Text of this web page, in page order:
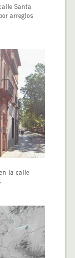
Santa
arreglos
la calle